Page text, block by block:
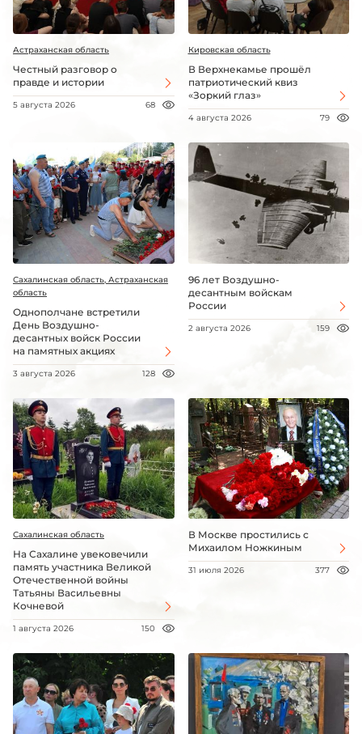
Астраханская область
Честный разговор о
правде и истории
5 августа 2026 68
Кировская область
В Верхнекамье прошёл
патриотический квиз
«Зоркий глаз»
4 августа 2026 79
Сахалинская область, Астраханская
область
Однополчане встретили
День Воздушно-
десантных войск России
на памятных акциях
3 августа 2026 128
96 лет Воздушно-
десантным войскам
России
2 августа 2026 159
Сахалинская область
На Сахалине увековечили
память участника Великой
Отечественной войны
Татьяны Васильевны
Кочневой
1 августа 2026 150
В Москве простились с
Михаилом Ножкиным
31 июля 2026 377